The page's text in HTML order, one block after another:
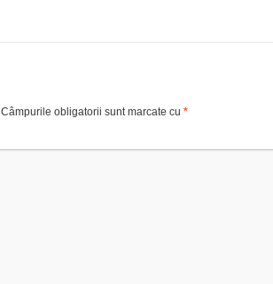
Câmpurile obligatorii sunt marcate cu *